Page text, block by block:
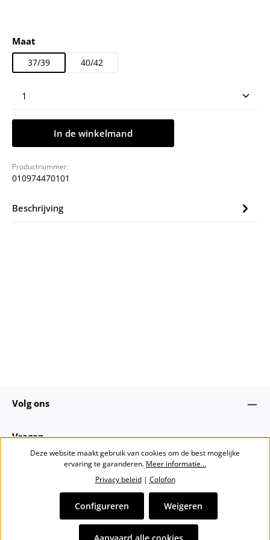
Selecteer
Maat
37/39 40/42
Producthoeveelheid: Voer de gewenste
In de winkelmand
Productnummer:
010974470101
Beschrijving
Volg ons
Vragen
Alle prijzen incl. btw plusverzendkosten
Deze website maakt gebruik van cookies om de best mogelijke
ervaring te garanderen. Meer informatie...
Privacy beleid| Colofon
Weigeren
Configureren